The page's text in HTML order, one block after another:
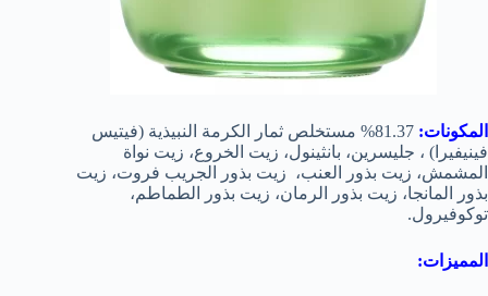
المكونات:
81.37% مستخلص ثمار الكرمة النبيذية (فيتيس
فينيفيرا) ، جليسرين، بانثينول، زيت الخروع، زيت نواة
المشمش، زيت بذور العنب، زيت بذور الجريب فروت، زيت
بذور المانجا، زيت بذور الرمان، زيت بذور الطماطم،
توكوفيرول.
المميزات: